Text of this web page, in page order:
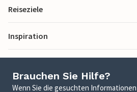
Reiseziele
Inspiration
Brauchen Sie Hilfe?
Wenn Sie die gesuchten